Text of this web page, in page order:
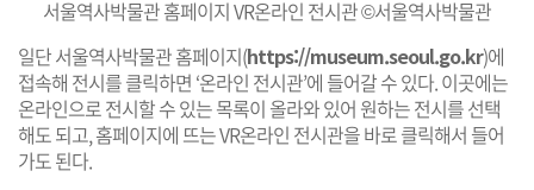
서울역사박물관 홈페이지 VR온라인 전시관 ©서울역사박물관
일단 서울역사박물관 홈페이지(https://museum.seoul.go.kr)에
접속해 전시를 클릭하면 ‘온라인 전시관’에 들어갈 수 있다. 이곳에는
온라인으로 전시할 수 있는 목록이 올라와 있어 원하는 전시를 선택
해도 되고, 홈페이지에 뜨는 VR온라인 전시관을 바로 클릭해서 들어
가도 된다.